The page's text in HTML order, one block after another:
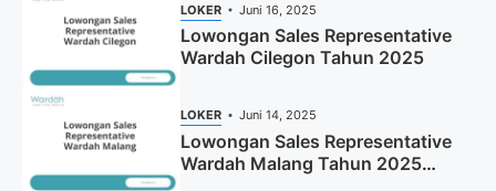
LOKER Juni 16, 2025
Lowongan Sales Representative
Wardah Cilegon Tahun 2025
LOKER Juni 14, 2025
Lowongan Sales Representative
Wardah Malang Tahun 2025